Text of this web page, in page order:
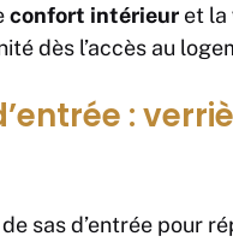
confort intérieur et la
dès l’accès au
:
sas d’entrée pour